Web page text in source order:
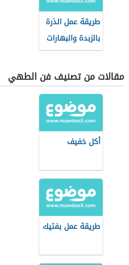
طريقة عمل الذرة
بالزبدة والبهارات
مقالات من تصنيف فن الطهي
أكل خفيف
طريقة عمل بفتيك